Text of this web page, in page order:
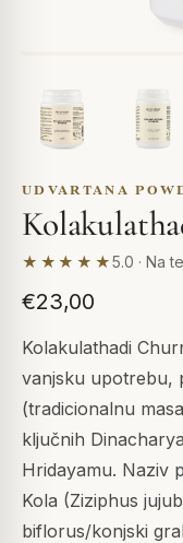
UDVARTANA
★★★★★5.0 · Na
€23,00
Kolakulathadi
vanjsku upotrebu,
(tradicionalnu
ključnih
Hridayamu. Naziv
Kola (Ziziphus
biflorus/konjski